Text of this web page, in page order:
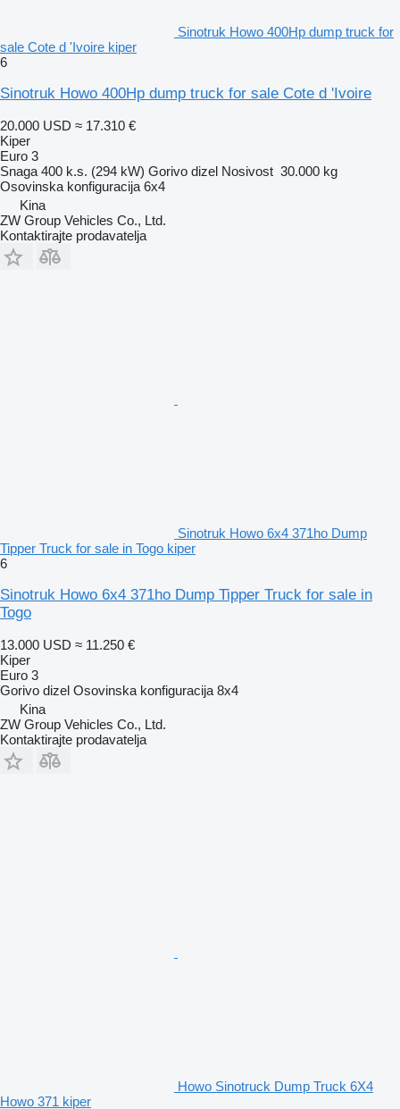
Sinotruk Howo 400Hp dump truck for
sale Cote d 'Ivoire kiper
6
Sinotruk Howo 400Hp dump truck for sale Cote d 'Ivoire
20.000 USD ≈ 17.310 €
Kiper
Euro 3
Snaga 400 k.s. (294 kW) Gorivo dizel Nosivost 30.000 kg
Osovinska konfiguracija 6x4
Kina
ZW Group Vehicles Co., Ltd.
Kontaktirajte prodavatelja
Sinotruk Howo 6x4 371ho Dump
Tipper Truck for sale in Togo kiper
6
Sinotruk Howo 6x4 371ho Dump Tipper Truck for sale in
Togo
13.000 USD ≈ 11.250 €
Kiper
Euro 3
Gorivo dizel Osovinska konfiguracija 8x4
Kina
ZW Group Vehicles Co., Ltd.
Kontaktirajte prodavatelja
Howo Sinotruck Dump Truck 6X4
Howo 371 kiper